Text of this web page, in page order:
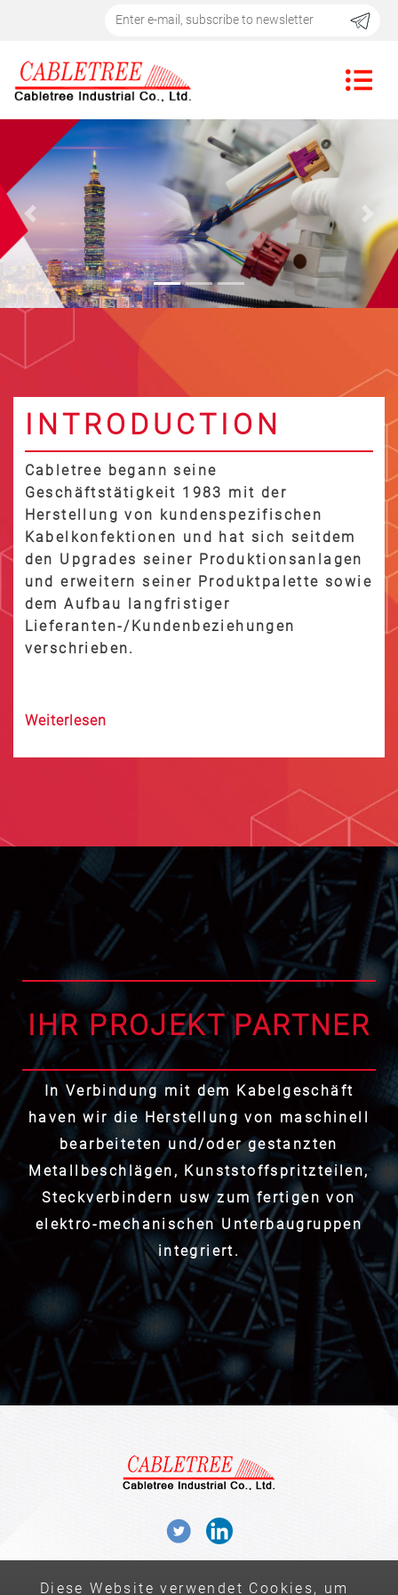
Previous Next
INTRODUCTION
Cabletree begann seine
Geschäftstätigkeit 1983 mit der
Herstellung von kundenspezifischen
Kabelkonfektionen und hat sich seitdem
den Upgrades seiner Produktionsanlagen
und erweitern seiner Produktpalette sowie
dem Aufbau langfristiger
Lieferanten-/Kundenbeziehungen
verschrieben.
Weiterlesen
IHR PROJEKT PARTNER
In Verbindung mit dem Kabelgeschäft
haven wir die Herstellung von maschinell
bearbeiteten und/oder gestanzten
Metallbeschlägen, Kunststoffspritzteilen,
Steckverbindern usw zum fertigen von
elektro-mechanischen Unterbaugruppen
integriert.
Diese Website verwendet Cookies, um
Taiwan 206